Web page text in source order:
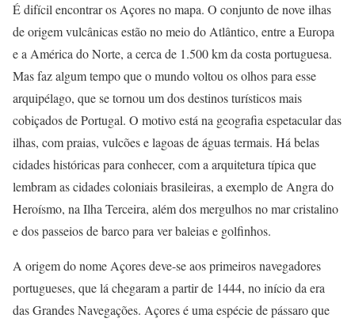
É difícil encontrar os Açores no mapa. O conjunto de nove ilhas
de origem vulcânicas estão no meio do Atlântico, entre a Europa
e a América do Norte, a cerca de 1.500 km da costa portuguesa.
Mas faz algum tempo que o mundo voltou os olhos para esse
arquipélago, que se tornou um dos destinos turísticos mais
cobiçados de Portugal. O motivo está na geografia espetacular das
ilhas, com praias, vulcões e lagoas de águas termais. Há belas
cidades históricas para conhecer, com a arquitetura típica que
lembram as cidades coloniais brasileiras, a exemplo de Angra do
Heroísmo, na Ilha Terceira, além dos mergulhos no mar cristalino
e dos passeios de barco para ver baleias e golfinhos.
A origem do nome Açores deve-se aos primeiros navegadores
portugueses, que lá chegaram a partir de 1444, no início da era
das Grandes Navegações. Açores é uma espécie de pássaro que